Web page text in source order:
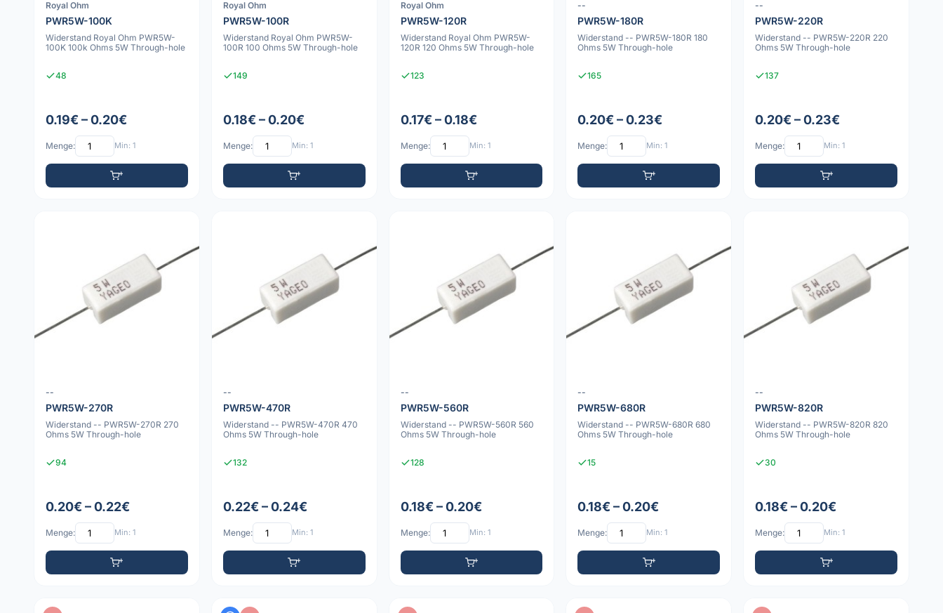
Royal Ohm
PWR5W-100K
Widerstand Royal Ohm PWR5W-
100K 100k Ohms 5W Through-hole
48
0.19€ – 0.20€
Menge: Min: 1
Royal Ohm
PWR5W-100R
Widerstand Royal Ohm PWR5W-
100R 100 Ohms 5W Through-hole
149
0.18€ – 0.20€
Menge: Min: 1
Royal Ohm
PWR5W-120R
Widerstand Royal Ohm PWR5W-
120R 120 Ohms 5W Through-hole
123
0.17€ – 0.18€
Menge: Min: 1
--
PWR5W-180R
Widerstand -- PWR5W-180R 180
Ohms 5W Through-hole
165
0.20€ – 0.23€
Menge: Min: 1
--
PWR5W-220R
Widerstand -- PWR5W-220R 220
Ohms 5W Through-hole
137
0.20€ – 0.23€
Menge: Min: 1
--
PWR5W-270R
Widerstand -- PWR5W-270R 270
Ohms 5W Through-hole
94
0.20€ – 0.22€
Menge: Min: 1
--
PWR5W-470R
Widerstand -- PWR5W-470R 470
Ohms 5W Through-hole
132
0.22€ – 0.24€
Menge: Min: 1
--
PWR5W-560R
Widerstand -- PWR5W-560R 560
Ohms 5W Through-hole
128
0.18€ – 0.20€
Menge: Min: 1
--
PWR5W-680R
Widerstand -- PWR5W-680R 680
Ohms 5W Through-hole
15
0.18€ – 0.20€
Menge: Min: 1
--
PWR5W-820R
Widerstand -- PWR5W-820R 820
Ohms 5W Through-hole
30
0.18€ – 0.20€
Menge: Min: 1